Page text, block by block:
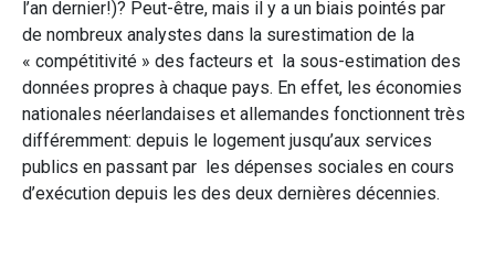
l’an dernier!)? Peut-être, mais il y a un biais pointés par
de nombreux analystes dans la surestimation de la
« compétitivité » des facteurs et la sous-estimation des
données propres à chaque pays. En effet, les économies
nationales néerlandaises et allemandes fonctionnent très
différemment: depuis le logement jusqu’aux services
publics en passant par les dépenses sociales en cours
d’exécution depuis les des deux dernières décennies.